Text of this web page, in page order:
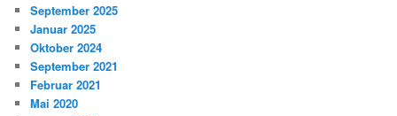
September 2025
Januar 2025
Oktober 2024
September 2021
Februar 2021
Mai 2020